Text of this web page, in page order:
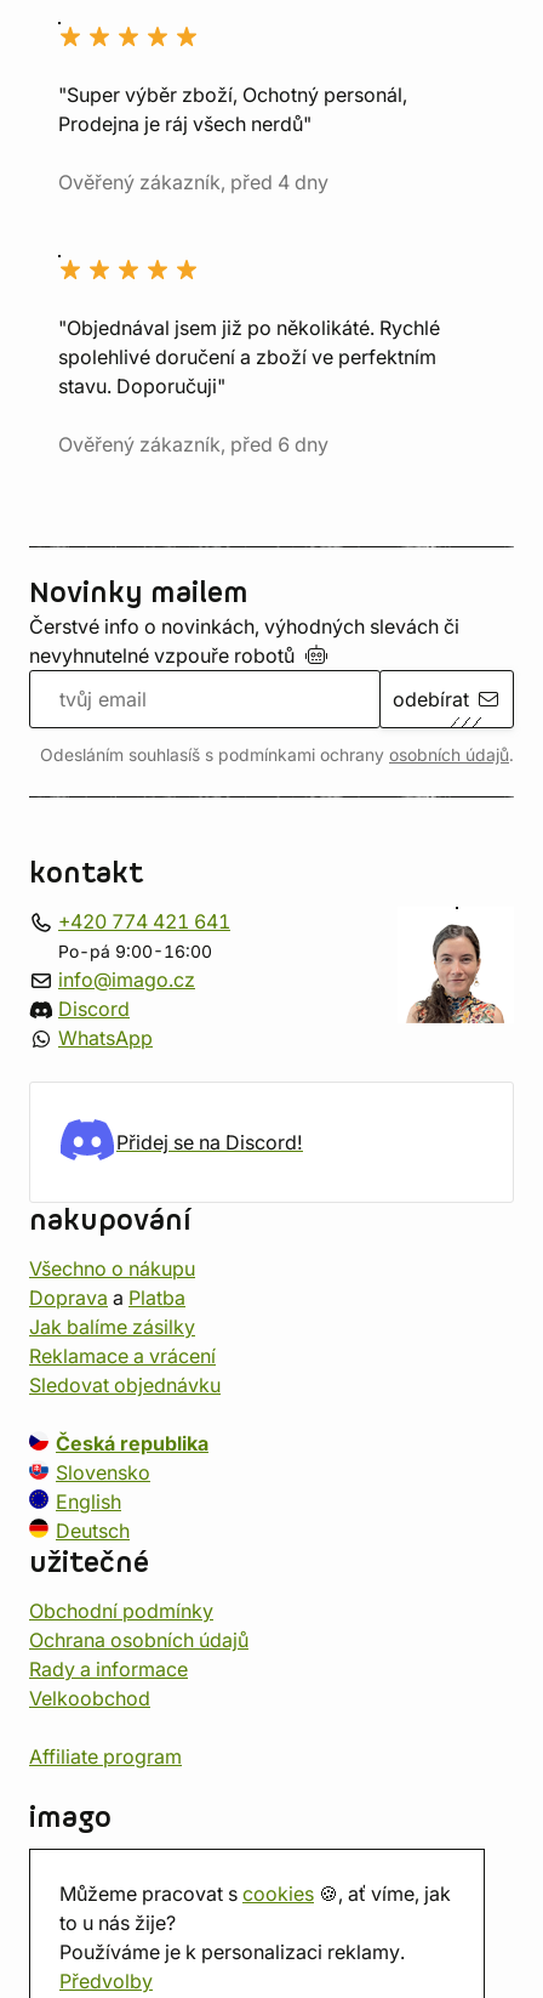
Můžeme pracovat s cookies 🍪, ať víme, jak
to u nás žije?
Používáme je k personalizaci reklamy.
Předvolby
"Super výběr zboží, Ochotný personál,
Prodejna je ráj všech nerdů"
Ověřený zákazník, před 4 dny
"Objednával jsem již po několikáté. Rychlé
spolehlivé doručení a zboží ve perfektním
stavu. Doporučuji"
Ověřený zákazník, před 6 dny
Novinky mailem
Čerstvé info o novinkách, výhodných slevách či
nevyhnutelné vzpouře robotů
odebírat
Odesláním souhlasíš s podmínkami ochrany osobních údajů.
kontakt
+420 774 421 641
Po-pá 9:00-16:00
info@imago.cz
Discord
WhatsApp
Přidej se na Discord!
nakupování
Všechno o nákupu
Doprava a Platba
Jak balíme zásilky
Reklamace a vrácení
Sledovat objednávku
Česká republika
Slovensko
English
Deutsch
užitečné
Obchodní podmínky
Ochrana osobních údajů
Rady a informace
Velkoobchod
Affiliate program
imago
Prodejna
Herna
O nás
Hodnocení obchodu